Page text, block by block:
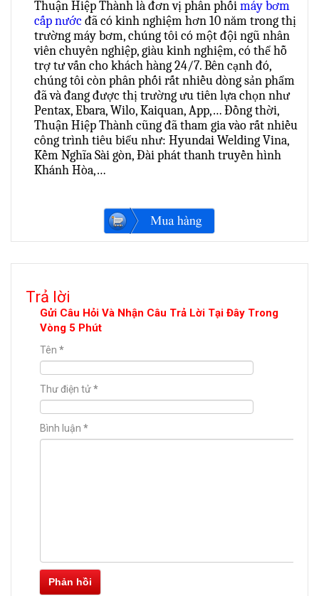
Thuận Hiệp Thành là đơn vị phân phốimáy bơm
cấp nước đã có kinh nghiệm hơn 10 năm trong thị
trường máy bơm, chúng tôi có một đội ngũ nhân
viên chuyên nghiệp, giàu kinh nghiệm, có thể hỗ
trợ tư vấn cho khách hàng 24/7. Bên cạnh đó,
chúng tôi còn phân phối rất nhiều dòng sản phẩm
đã và đang được thị trường ưu tiên lựa chọn như
Pentax, Ebara, Wilo, Kaiquan, App,… Đồng thời,
Thuận Hiệp Thành cũng đã tham gia vào rất nhiều
công trình tiêu biểu như: Hyundai Welding Vina,
Kềm Nghĩa Sài gòn, Đài phát thanh truyền hình
Khánh Hòa,…
Trả lời
Gửi Câu Hỏi Và Nhận Câu Trả Lời Tại Đây Trong
Vòng 5 Phút
Tên *
Thư điện tử*
Bình luận *
Phản hồi